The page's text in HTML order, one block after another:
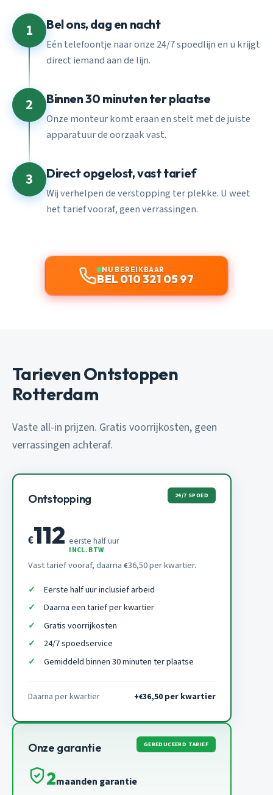
1 Bel ons, dag en nacht
Eén telefoontje naar onze 24/7 spoedlijn en u krijgt
direct iemand aan de lijn.
2 Binnen 30 minuten ter plaatse
Onze monteur komt eraan en stelt met de juiste
apparatuur de oorzaak vast.
3 Direct opgelost, vast tarief
Wij verhelpen de verstopping ter plekke. U weet
het tarief vooraf, geen verrassingen.
NU BEREIKBAAR
BEL 010 321 05 97
Tarieven Ontstoppen
Rotterdam
Vaste all-in prijzen. Gratis voorrijkosten, geen
verrassingen achteraf.
Ontstopping 24/7 SPOED
€112 eerste half uur
INCL. BTW
Vast tarief vooraf, daarna €36,50 per kwartier.
Eerste half uur inclusief arbeid
Daarna een tarief per kwartier
Gratis voorrijkosten
24/7 spoedservice
Gemiddeld binnen 30 minuten ter plaatse
Daarna per kwartier +€36,50 per kwartier
Onze garantie GEREDUCEERD TARIEF
2maanden garantie